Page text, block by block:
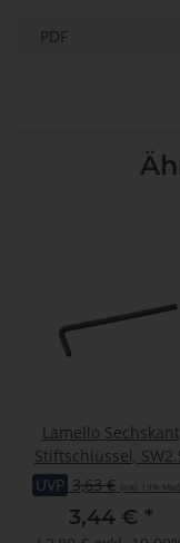
PDF
Lamello Sechskant
Stiftschlüssel,
mm, 51x17 mm
UVP 3,63 € (inkl. 19%
3,44 € *